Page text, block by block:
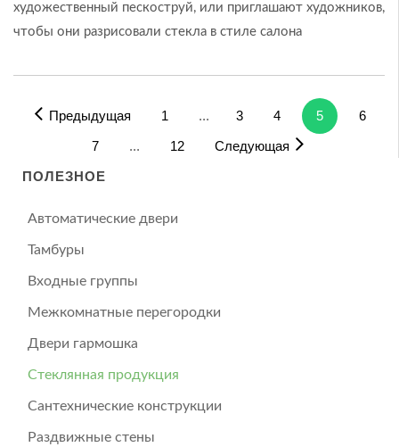
художественный пескоструй, или приглашают художников,
чтобы они разрисовали стекла в стиле салона
Предыдущая 1 ... 3 4 5
6
7
... 12
Следующая
ПОЛЕЗНОЕ
Автоматические двери
Тамбуры
Входные группы
Межкомнатные перегородки
Двери гармошка
Стеклянная продукция
Сантехнические конструкции
Раздвижные стены